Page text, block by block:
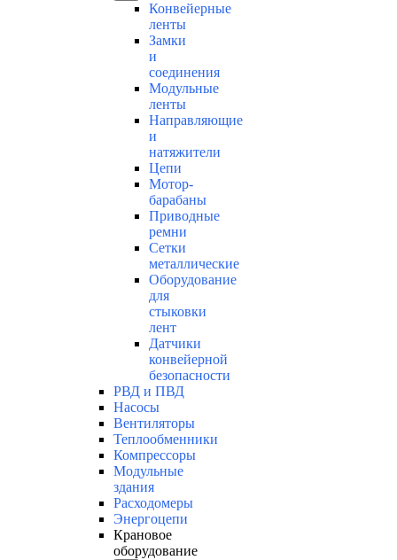
Конвейерные
ленты
Замки
и
соединения
Модульные
ленты
Направляющие
и
натяжители
Цепи
Мотор-
барабаны
Приводные
ремни
Сетки
металлические
Оборудование
для
стыковки
лент
Датчики
конвейерной
безопасности
РВД и ПВД
Насосы
Вентиляторы
Теплообменники
Компрессоры
Модульные
здания
Расходомеры
Энергоцепи
Крановое
оборудование